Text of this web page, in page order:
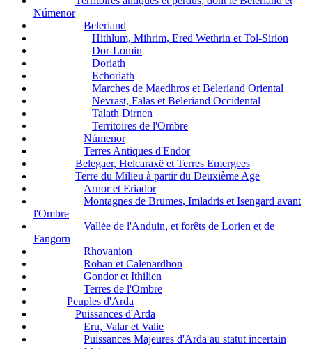
Númenor
Beleriand
Hithlum, Mihrim, Ered Wethrin et Tol-Sirion
Dor-Lomin
Doriath
Echoriath
Marches de Maedhros et Beleriand Oriental
Nevrast, Falas et Beleriand Occidental
Talath Dirnen
Territoires de l'Ombre
Númenor
Terres Antiques d'Endor
Belegaer, Helcaraxë et Terres Emergees
Terre du Milieu à partir du Deuxième Age
Arnor et Eriador
Montagnes de Brumes, Imladris et Isengard avant
l'Ombre
Vallée de l'Anduin, et forêts de Lorien et de
Fangorn
Rhovanion
Rohan et Calenardhon
Gondor et Ithilien
Terres de l'Ombre
Peuples d'Arda
Puissances d'Arda
Eru, Valar et Valie
Puissances Majeures d'Arda au statut incertain